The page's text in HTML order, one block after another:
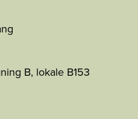
B, lokale B153